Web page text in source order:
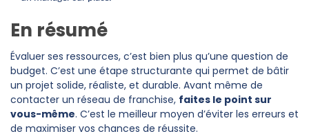
En résumé
Évaluer ses ressources, c’est bien plus qu’une question de
budget. C’est une étape structurante qui permet de bâtir
un projet solide, réaliste, et durable. Avant même de
contacter un réseau de franchise, faites le point sur
vous-même. C’est le meilleur moyen d’éviter les erreurs et
de maximiser vos chances de réussite.